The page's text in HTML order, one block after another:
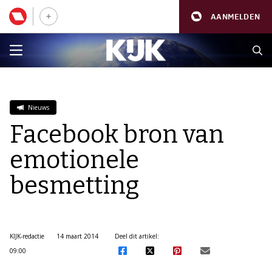
AANMELDEN
Nieuws
Facebook bron van
emotionele
besmetting
KIJK-redactie
14 maart 2014
09:00
Deel dit artikel: